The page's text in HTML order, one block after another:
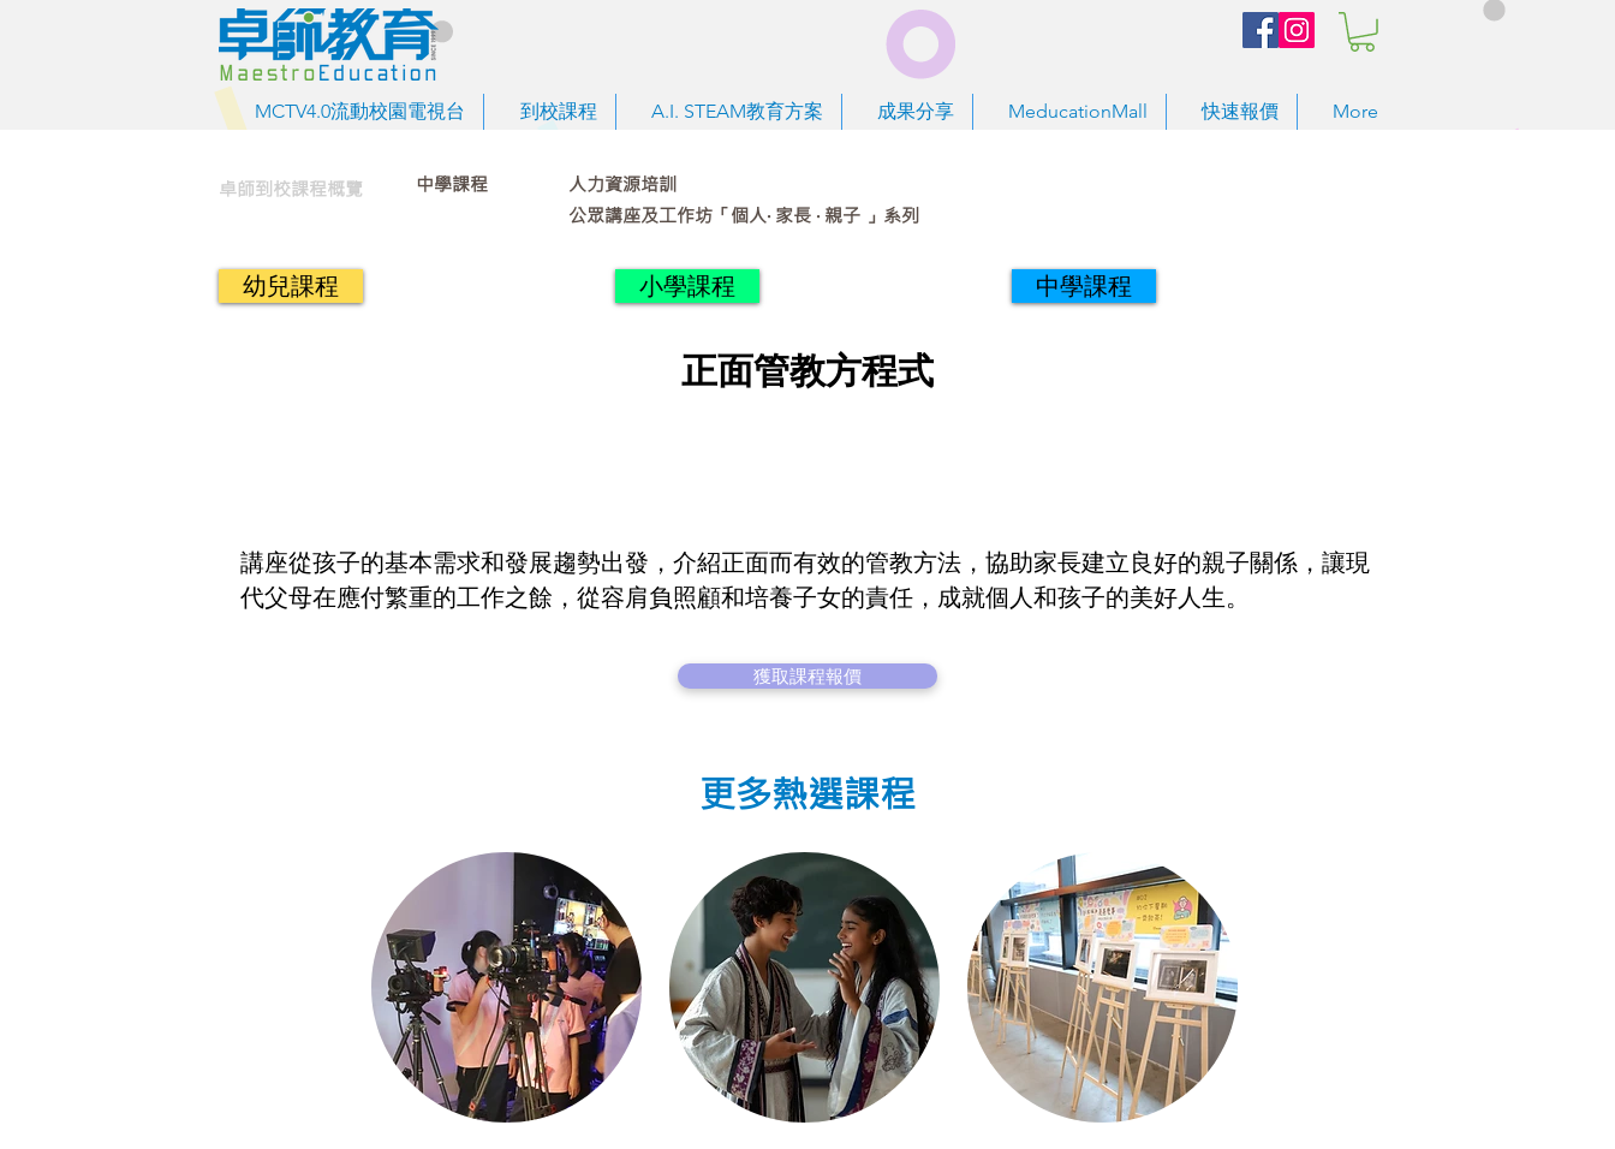
MCTV4.0流動校園電視台 到校課程 A.I. STEAM教育方案 成果分享 MeducationMall 快速報價 More
卓師到校課程概覽
中學課程
公眾講座及工作坊「個人‧ 家長 ‧ 親子 」系列
人力資源培訓
講座從孩子的基本需求和發展趨勢出發，介紹正面而有效的管教方法，協助家長建立良好的親子關係，讓現
代父母在應付繁重的工作之餘，從容肩負照顧和培養子女的責任，成就個人和孩子的美好人生。
獲取課程報價
幼兒課程 小學課程 中學課程
正面管教方程式
更多熱選課程